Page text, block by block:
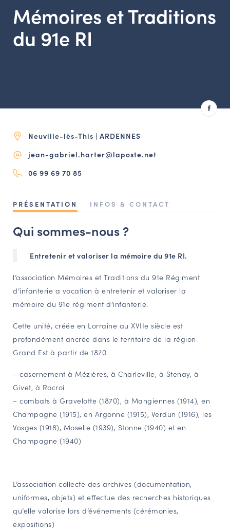
CONTACT
Agenda
Ressources
OFFRES D’EMPLOI ET DE STAGE
BOURSE D’ÉCHANGE
OUTILS EN LIGNE
Espace acteurs
Comité d'Histoire Régionale
VOUS ÊTES…
Amateurs d’histoire et de patrimoine
Responsables de structures
Étudiants & chercheurs
Mémoires et Traditions
du 91e RI
Neuville-lès-This | ARDENNES
jean-gabriel.harter@laposte.net
06 99 69 70 85
PRÉSENTATION INFOS & CONTACT
Qui sommes-nous ?
Entretenir et valoriser la mémoire du 91e RI.
l’association Mémoires et Traditions du 91e Régiment
d’infanterie a vocation à entretenir et valoriser la
mémoire du 91e régiment d’infanterie.
Cette unité, créée en Lorraine au XVIIe siècle est
profondément ancrée dans le territoire de la région
Grand Est à partir de 1870.
– casernement à Mézières, à Charleville, à Stenay, à
Givet, à Rocroi
– combats à Gravelotte (1870), à Mangiennes (1914), en
Champagne (1915), en Argonne (1915), Verdun (1916), les
Vosges (1918), Moselle (1939), Stonne (1940) et en
Champagne (1940)
L’association collecte des archives (documentation,
uniformes, objets) et effectue des recherches historiques
qu’elle valorise lors d’événements (cérémonies,
expositions)